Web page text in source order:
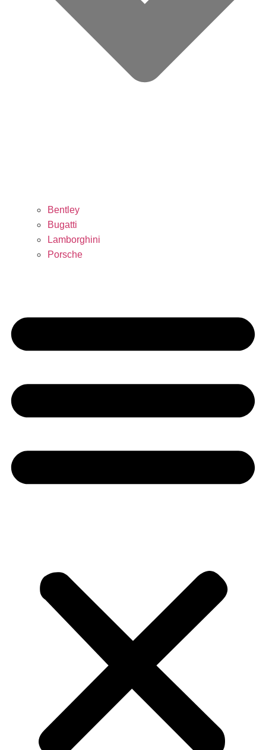
Bentley
Bugatti
Lamborghini
Porsche